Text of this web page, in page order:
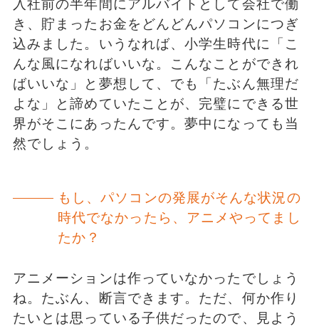
入社前の半年間にアルバイトとして会社で働
き、貯まったお金をどんどんパソコンにつぎ
込みました。いうなれば、小学生時代に「こ
んな風になればいいな。こんなことができれ
ばいいな」と夢想して、でも「たぶん無理だ
よな」と諦めていたことが、完璧にできる世
界がそこにあったんです。夢中になっても当
然でしょう。
もし、パソコンの発展がそんな状況の
時代でなかったら、アニメやってまし
たか？
アニメーションは作っていなかったでしょう
ね。たぶん、断言できます。ただ、何か作り
たいとは思っている子供だったので、見よう